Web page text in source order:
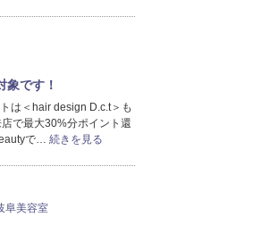
です！
は＜hair design D.c.t＞も
で最大30%分ポイント還
で… 続きを見る
阜美容室